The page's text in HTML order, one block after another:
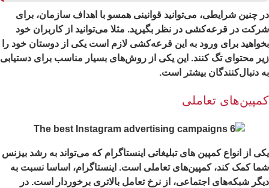
چنین شرایطی، می‌توانید قوانینی همسو با اهداف سازمان، برای
در قرعه‌کشی در نظر بگیرید. مثلا می‌توانید از کاربران خود
برای ورود به این قرعه‌کشی لازم است یکی از دوستان خود را
محتوای تگ کنند. این یکی از روش‌های بسیار مناسب برای دستیابی
دنبال‌کنندگان بیشتر است.
تعاملی
از انواع کمپین های تبلیغاتی اینستاگرام که می‌تواند به رشد بیزنس
کمک کند، کمپین‌های تعاملی است. اینستاگرام، اساسا نسبت به
شبکه‌های اجتماعی، از نرخ تعامل بالاتری برخوردار است. در